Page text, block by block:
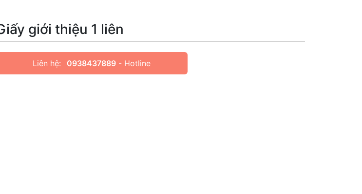
giới thiệu 1 liên
Liên hệ: 0938437889- Hotline